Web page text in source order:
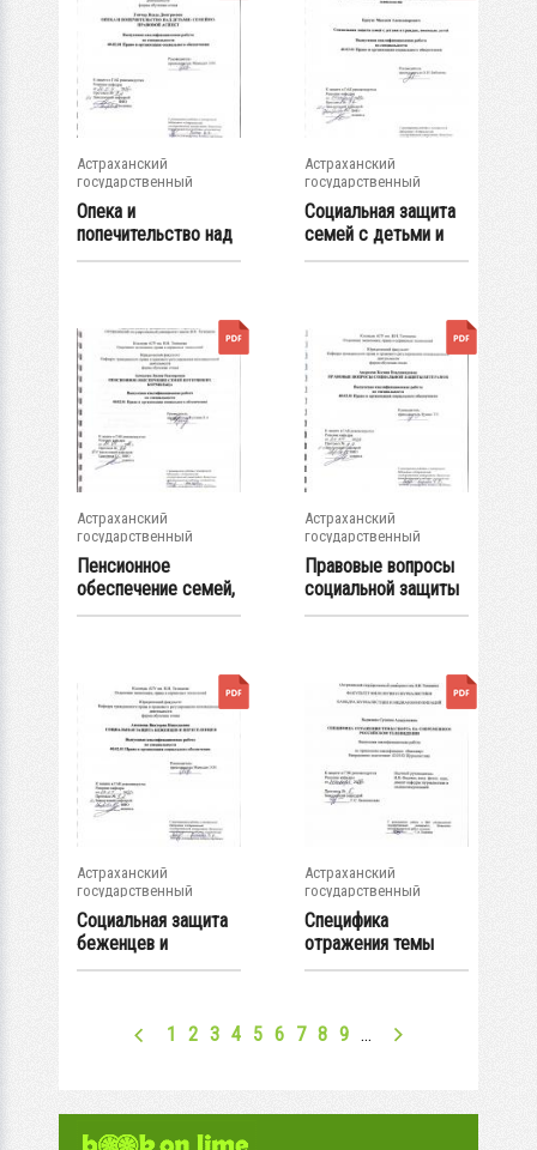
Астраханский
государственный
университет
Опека и
попечительство над
детьми: семейно-...
Астраханский
государственный
университет
Социальная защита
семей с детьми и
граждан...
Астраханский
государственный
университет
Пенсионное
обеспечение семей,
потерявших
Астраханский
государственный
университет
Правовые вопросы
социальной защиты
ветеранов
Астраханский
государственный
университет
Социальная защита
беженцев и
переселенцев
Астраханский
государственный
университет
Специфика
отражения темы
спорта на
1
2 3 4 5 6 7 8 9 …